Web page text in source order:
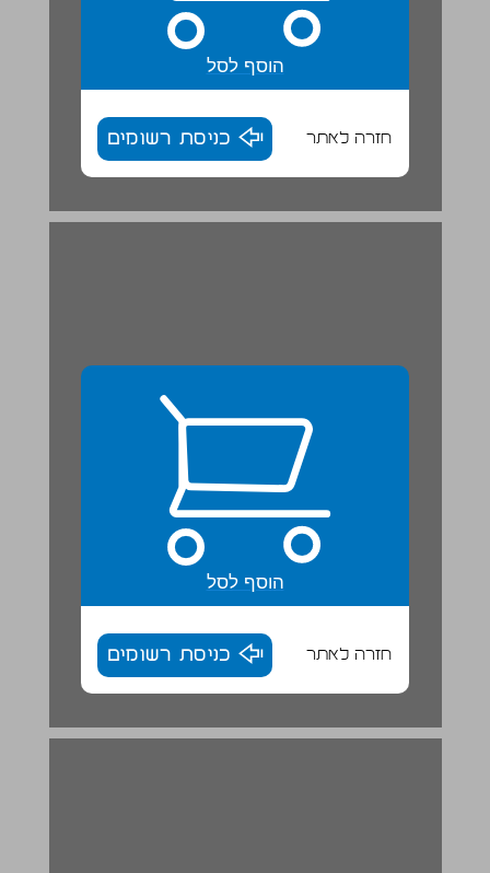
הוסף לסל
חזרה לאתר כניסת רשומים
הוסף לסל
חזרה לאתר כניסת רשומים